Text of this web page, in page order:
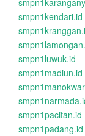
smpn1kendari.id
smpn1luwuk.id
smpn1madiun.id
smpn1pacitan.id
smpn1padang.id